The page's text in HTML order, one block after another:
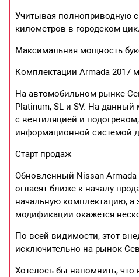
Учитывая полноприводную
километров в городском
Максимальная мощность
Комплектации Armada 2017
На автомобильном рынке
Platinum, SL и SV. На
с вентиляцией и
информационной системой
Старт продаж
Обновленный Nissan Armada
огласят ближе к началу
начальную комплектацию, а
модификации окажется
По всей видимости, этот
исключительно на рынок
Хотелось бы напомнить,